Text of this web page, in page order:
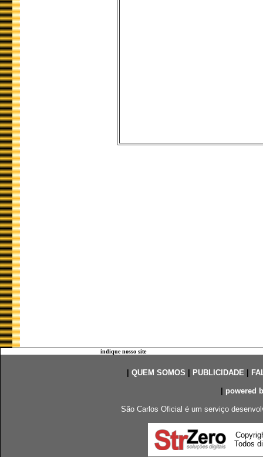
indique nosso site
QUEM SOMOS PUBLICIDADE|
powered
São Carlos Oficial é um serviço
Todos